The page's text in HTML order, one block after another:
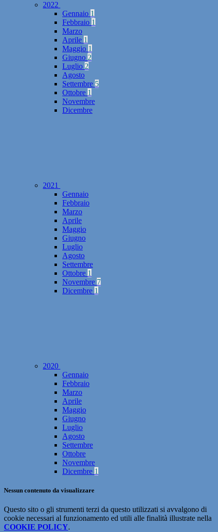
2022
Gennaio 1
Febbraio 1
Marzo
Aprile 1
Maggio 1
Giugno 2
Luglio 2
Agosto
Settembre 5
Ottobre 1
Novembre
Dicembre
2021
Gennaio
Febbraio
Marzo
Aprile
Maggio
Giugno
Luglio
Agosto
Settembre
Ottobre 1
Novembre 7
Dicembre 1
2020
Gennaio
Febbraio
Marzo
Aprile
Maggio
Giugno
Luglio
Agosto
Settembre
Ottobre
Novembre
Dicembre 1
Nessun contenuto da visualizzare
Questo sito o gli strumenti terzi da questo utilizzati si avvalgono di
cookie necessari al funzionamento ed utili alle finalità illustrate nella
COOKIE POLICY.